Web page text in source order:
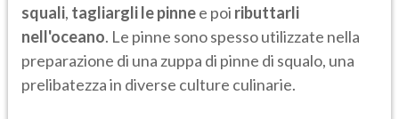
squali, tagliargli le pinnee poi ributtarli
nell'oceano. Le pinne sono spesso utilizzate nella
preparazione di una zuppa di pinne di squalo, una
prelibatezza in diverse culture culinarie.